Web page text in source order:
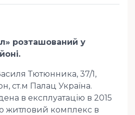
розташований у
Тютюнника, 37/1,
ст.м Палац Україна.
в експлуатацію в 2015
житловий комплекс в